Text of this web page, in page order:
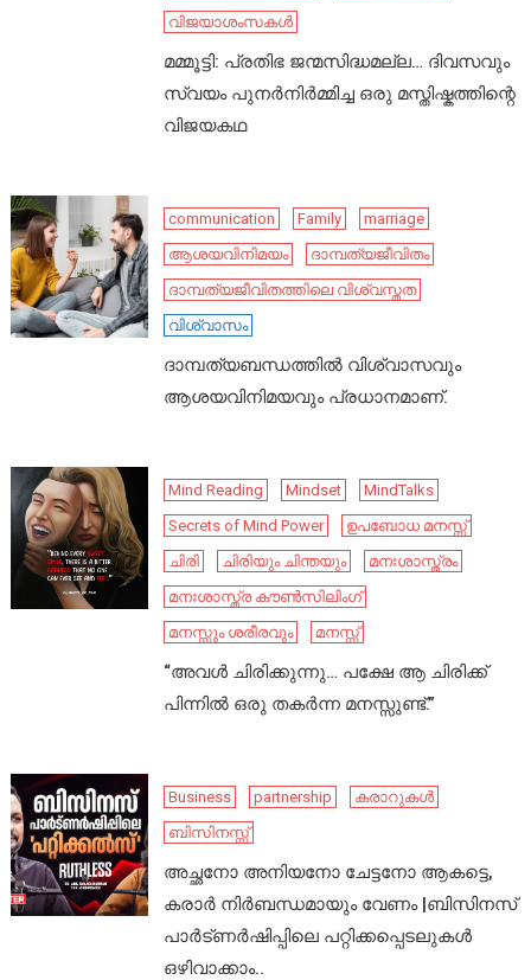
വിജയാശംസകൾ
മമ്മൂട്ടി: പ്രതിഭ ജന്മസിദ്ധമല്ല… ദിവസവും
സ്വയം പുനർനിർമ്മിച്ച ഒരു മസ്തിഷ്കത്തിന്റെ
വിജയകഥ
communication Family
marriage
ആശയവിനിമയം
ദാമ്പത്യജീവിതം
ദാമ്പത്യജീവിതത്തിലെ വിശ്വസ്തത
വിശ്വാസം
ദാമ്പത്യബന്ധത്തിൽ വിശ്വാസവും
ആശയവിനിമയവും പ്രധാനമാണ്.
Mind Reading Mindset
MindTalks
Secrets of Mind Power
ഉപബോധ മനസ്സ്
ചിരി
ചിരിയും ചിന്തയും
മനഃശാസ്ത്രം
മനഃശാസ്ത്ര കൗൺസിലിംഗ്
മനസ്സും ശരീരവും
മനസ്സ്
“അവൾ ചിരിക്കുന്നു… പക്ഷേ ആ ചിരിക്ക്
പിന്നിൽ ഒരു തകർന്ന മനസ്സുണ്ട്.”
Business partnership
കരാറുകൾ
ബിസിനസ്സ്
അച്ഛനോ അനിയനോ ചേട്ടനോ ആകട്ടെ,
കരാർ നിർബന്ധമായും വേണം |ബിസിനസ്
പാർട്ണർഷിപ്പിലെ പറ്റിക്കപ്പെടലുകൾ
ഒഴിവാക്കാം..